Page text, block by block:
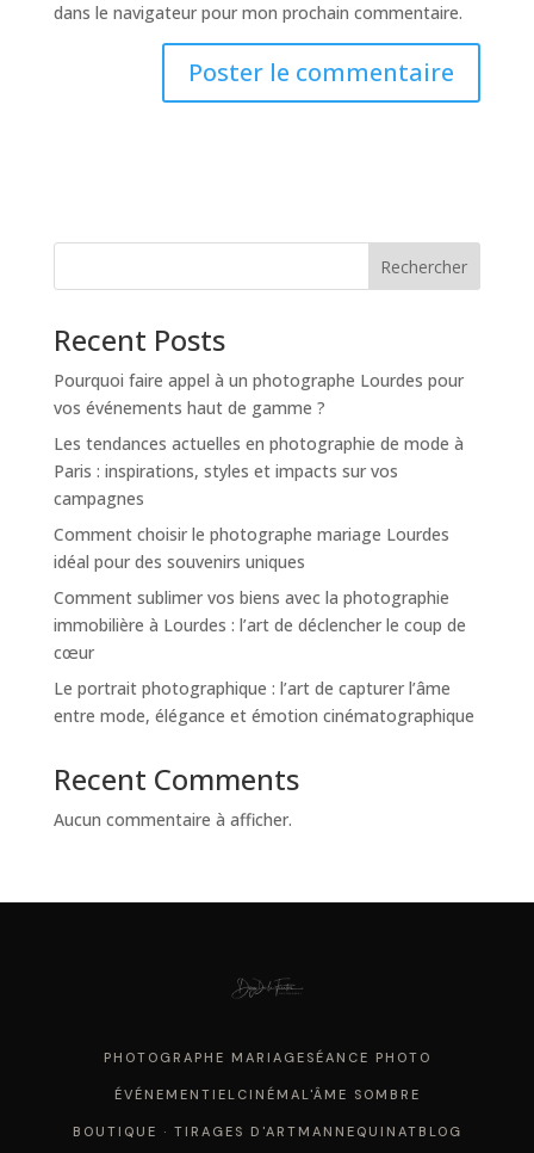
dans le navigateur pour mon prochain commentaire.
Rechercher
Recent Posts
Pourquoi faire appel à un photographe Lourdes pour
vos événements haut de gamme ?
Les tendances actuelles en photographie de mode à
Paris : inspirations, styles et impacts sur vos
campagnes
Comment choisir le photographe mariage Lourdes
idéal pour des souvenirs uniques
Comment sublimer vos biens avec la photographie
immobilière à Lourdes : l’art de déclencher le coup de
cœur
Le portrait photographique : l’art de capturer l’âme
entre mode, élégance et émotion cinématographique
Recent Comments
Aucun commentaire à afficher.
PHOTOGRAPHE MARIAGE SÉANCE PHOTO
ÉVÉNEMENTIEL CINÉMA L'ÂME SOMBRE
BOUTIQUE · TIRAGES D'ART MANNEQUINAT BLOG